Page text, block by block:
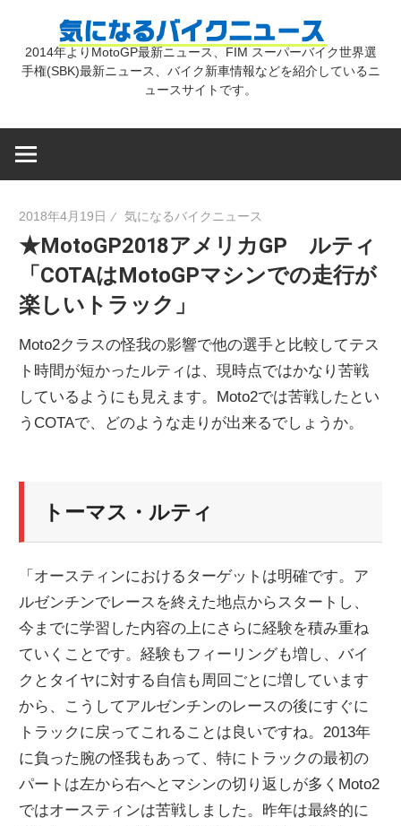
気
バ
ク
ニ
ー
ス
2014年よりMotoGP最新ニュース、FIM スーパーバイク世界選
手権(SBK)最新ニュース、バイク新車情報などを紹介しているニ
ュースサイトです。
2018年4月19日 気になるバイクニュース
★MotoGP2018アメリカGP ルティ
「COTAはMotoGPマシンでの走行が
楽しいトラック」
Moto2クラスの怪我の影響で他の選手と比較してテス
ト時間が短かったルティは、現時点ではかなり苦戦
しているようにも見えます。Moto2では苦戦したとい
うCOTAで、どのような走りが出来るでしょうか。
トーマス・ルティ
「オースティンにおけるターゲットは明確です。ア
ルゼンチンでレースを終えた地点からスタートし、
今までに学習した内容の上にさらに経験を積み重ね
ていくことです。経験もフィーリングも増し、バイ
クとタイヤに対する自信も周回ごとに増しています
から、こうしてアルゼンチンのレースの後にすぐに
トラックに戻ってこれることは良いですね。2013年
に負った腕の怪我もあって、特にトラックの最初の
パートは左から右へとマシンの切り返しが多くMoto2
ではオースティンは苦戦しました。昨年は最終的に